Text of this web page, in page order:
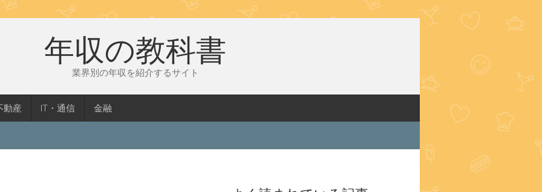
年収の教科書
業界別の年収を紹介するサイト
動産 IT・通信 金融